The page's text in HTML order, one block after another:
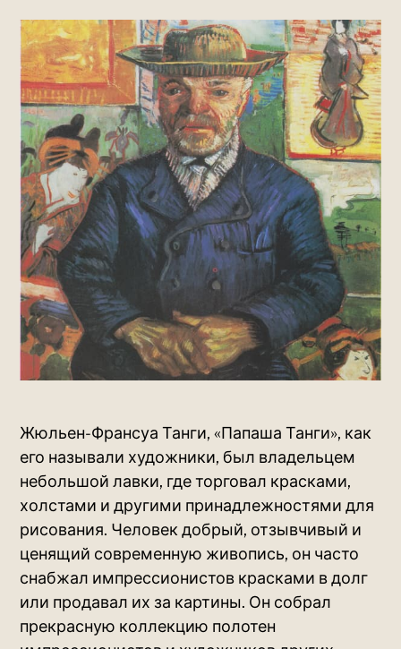
Жюльен-Франсуа Танги, «Папаша Танги», как
его называли художники, был владельцем
небольшой лавки, где торговал красками,
холстами и другими принадлежностями для
рисования. Человек добрый, отзывчивый и
ценящий современную живопись, он часто
снабжал импрессионистов красками в долг
или продавал их за картины. Он собрал
прекрасную коллекцию полотен